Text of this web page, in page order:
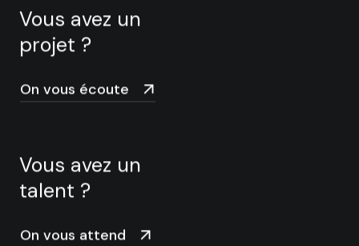
Vous avez un
projet ?
On vous écoute
Vous avez un
talent ?
On vous attend